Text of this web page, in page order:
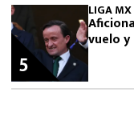
LIGA MX
vuelo
5